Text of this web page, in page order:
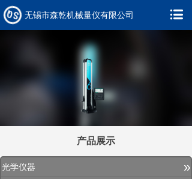
产品展示
光学仪器 »
无锡市森乾机械量仪有限公司